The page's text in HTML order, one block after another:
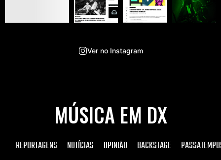
Ver no Instagram
MÚSICA EM DX
REPORTAGENS NOTÍCIAS OPINIÃO BACKSTAGE